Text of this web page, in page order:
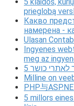
5 klaidos,
prieglobą
Какво
намерена -
Ulasan
Ingyenes
meg az
לאתרי כושר
Milline on
PHP与
5 millors